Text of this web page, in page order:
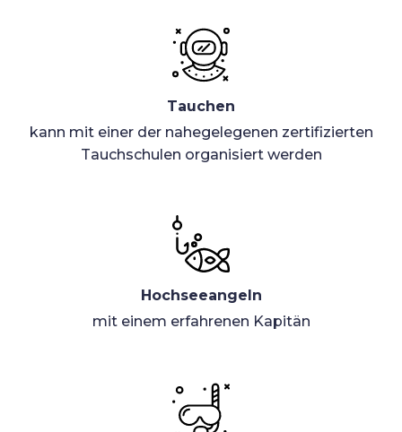
Tauchen
kann mit einer der nahegelegenen zertifizierten
Tauchschulen organisiert werden
Hochseeangeln
mit einem erfahrenen Kapitän